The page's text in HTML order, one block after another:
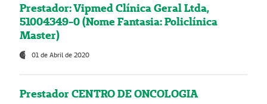
Prestador: Vipmed Clínica Geral Ltda,
51004349-0 (Nome Fantasia: Policlínica
Master)
01 de Abril de 2020
Prestador CENTRO DE ONCOLOGIA